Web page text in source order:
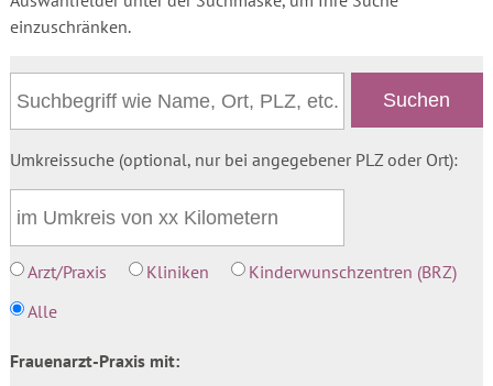
einzuschränken.
Umkreissuche (optional, nur bei angegebener PLZ oder Ort):
Arzt/Praxis Kliniken
Kinderwunschzentren (BRZ)
Alle
Frauenarzt-Praxis mit: